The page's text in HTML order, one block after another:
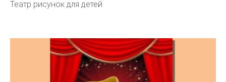
Театр рисунок для детей